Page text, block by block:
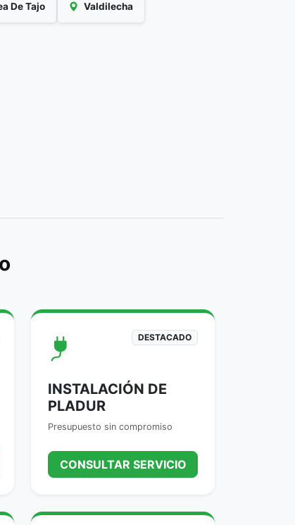
De Tajo Valdilecha
DESTACADO
INSTALACIÓN DE
PLADUR
Presupuesto sin compromiso
CONSULTAR SERVICIO